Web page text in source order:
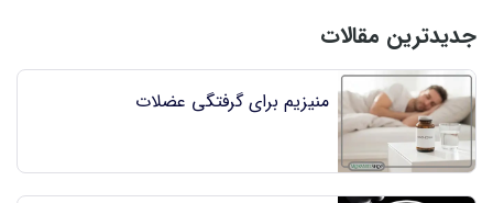
جدیدترین مقالات
منیزیم برای گرفتگی عضلات